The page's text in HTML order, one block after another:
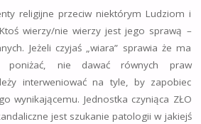
religijne przeciw niektórym Ludziom i
wierzy/nie wierzy jest jego sprawą –
Jeżeli czyjaś „wiara” sprawia że ma
poniżać, nie dawać równych praw
interweniować na tyle, by zapobiec
wynikającemu. Jednostka czyniąca ZŁO
jest szukanie patologii w jakiejś